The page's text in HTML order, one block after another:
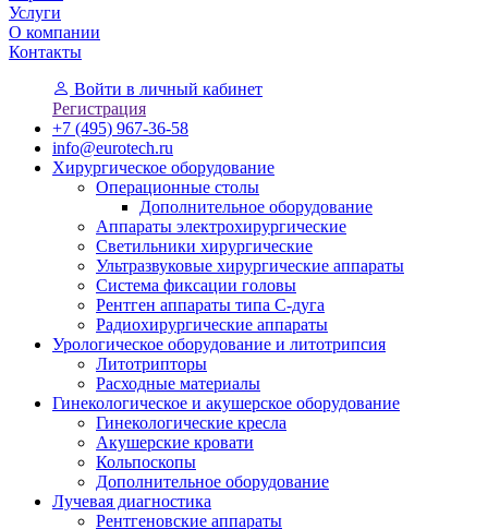
Услуги
О компании
Контакты
Войти в личный кабинет
Регистрация
+7 (495) 967-36-58
info@eurotech.ru
Хирургическое оборудование
Операционные столы
Дополнительное оборудование
Аппараты электрохирургические
Светильники хирургические
Ультразвуковые хирургические аппараты
Система фиксации головы
Рентген аппараты типа С-дуга
Радиохирургические аппараты
Урологическое оборудование и литотрипсия
Литотрипторы
Расходные материалы
Гинекологическое и акушерское оборудование
Гинекологические кресла
Акушерские кровати
Кольпоскопы
Дополнительное оборудование
Лучевая диагностика
Рентгеновские аппараты